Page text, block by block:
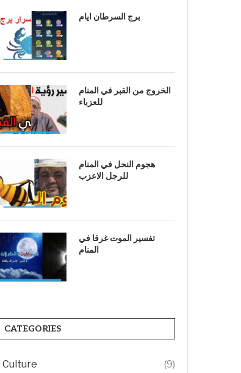
برج السرطان ايام
الخروج من القبر في المنام
للعزباء
هجوم النحل في المنام
للرجل الاعزب
تفسير الموت غرقا في
المنام
CATEGORIES
Culture (9)